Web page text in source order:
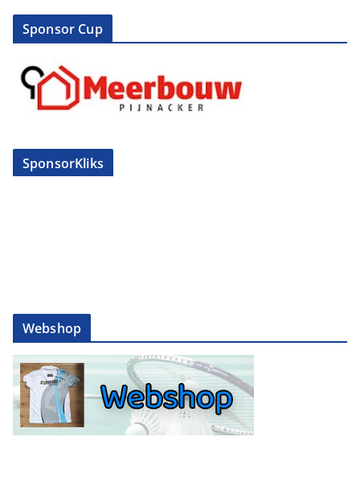
Sponsor Cup
SponsorKliks
Webshop